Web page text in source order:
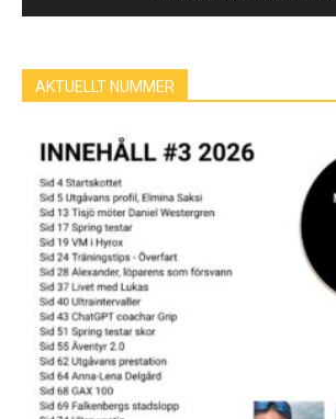
AKTUELLT NUMMER